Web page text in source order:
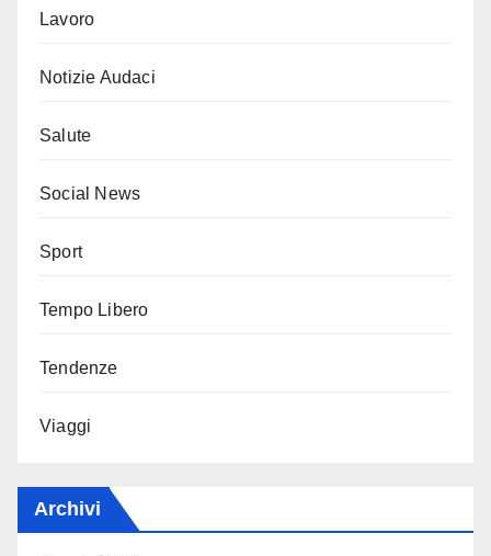
Lavoro
Notizie Audaci
Salute
Social News
Sport
Tempo Libero
Tendenze
Viaggi
Archivi